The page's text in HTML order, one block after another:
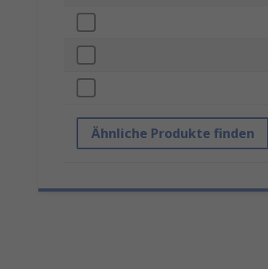
Ähnliche Produkte finden